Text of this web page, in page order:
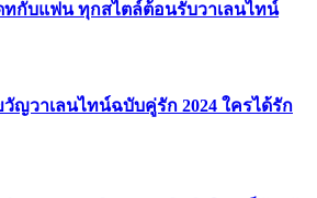
ทกับแฟน ทุกสไตล์ต้อนรับวาเลนไทน์
วัญวาเลนไทน์ฉบับคู่รัก 2024 ใครได้รัก